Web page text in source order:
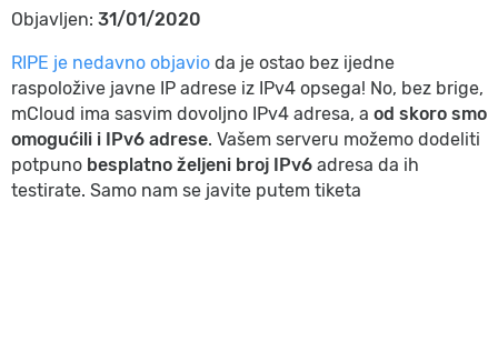
Objavljen: 31/01/2020
RIPE je nedavno objavio da je ostao bez ijedne
raspoložive javne IP adrese iz IPv4 opsega! No, bez brige,
mCloud ima sasvim dovoljno IPv4 adresa, a od skoro smo
omogućili i IPv6 adrese. Vašem serveru možemo dodeliti
potpuno besplatno željeni broj IPv6 adresa da ih
testirate. Samo nam se javite putem tiketa